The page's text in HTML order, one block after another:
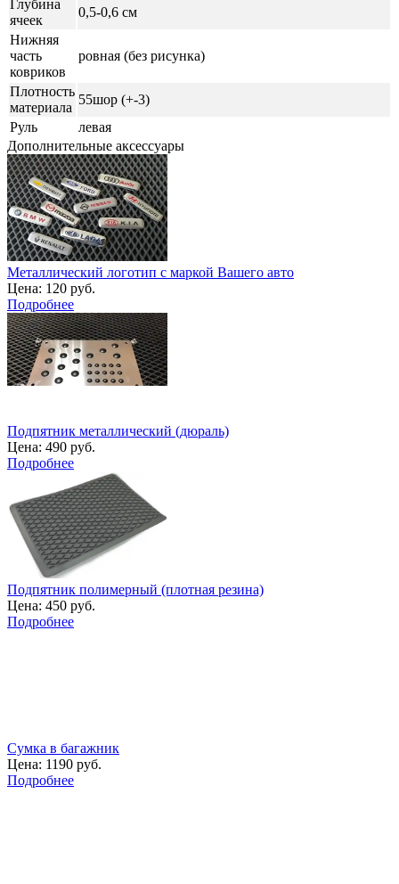
Глубина
ячеек
0,5-0,6 см
Нижняя
часть
ковриков
ровная (без рисунка)
Плотность
материала
55шор (+-3)
Руль
левая
Дополнительные аксессуары
Металлический логотип с маркой Вашего авто
Цена: 120 руб.
Подробнее
Подпятник металлический (дюраль)
Цена: 490 руб.
Подробнее
Подпятник полимерный (плотная резина)
Цена: 450 руб.
Подробнее
Сумка в багажник
Цена: 1190 руб.
Подробнее